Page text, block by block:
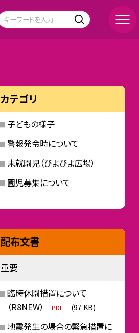
カテゴリ
子どもの様子
警報発令時について
未就園児（ぴよぴよ広場）
園児募集について
配布文書
重要
臨時休園措置について
（R8NEW）
PDF (97 KB)
地震発生の場合の緊急措置に